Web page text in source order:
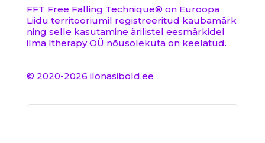
FFT Free Falling Technique®on Euroopa
Liidu territooriumil registreeritud kaubamärk
ning selle kasutamine ärilistel eesmärkidel
ilma Itherapy OÜ nõusolekuta on keelatud.
© 2020-2026 ilonasibold.ee